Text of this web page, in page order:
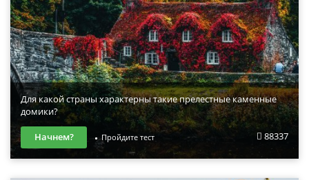
Для какой страны характерны такие прелестные каменные
домики?
88337
Начнем? Пройдите тест